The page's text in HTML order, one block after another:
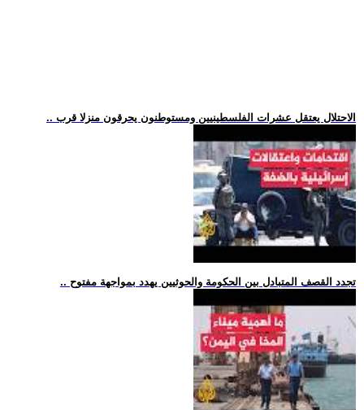
.. الاحتلال يعتقل عشرات الفلسطينيين ومستوطنون يحرقون منزلا قرب
.. تجدد القصف المتبادل بين الحكومة والحوثيين يهدد بمواجهة مفتوح